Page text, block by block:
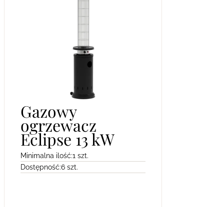
Gazowy
ogrzewacz
Eclipse 13 kW
Minimalna ilość:1 szt.
Dostępność:6 szt.